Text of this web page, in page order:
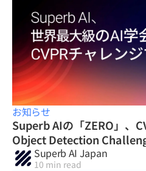
お知らせ
Superb AIの「ZERO」、
Object Detection
Superb AI Japan
10 min read